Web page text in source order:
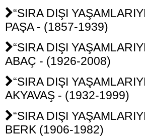
“SIRA DIŞI
PAŞA - (1857-1939)
“SIRA DIŞI
ABAÇ - (1926-2008)
“SIRA DIŞI
AKYAVAŞ - (1932-1999)
“SIRA DIŞI
BERK (1906-1982)